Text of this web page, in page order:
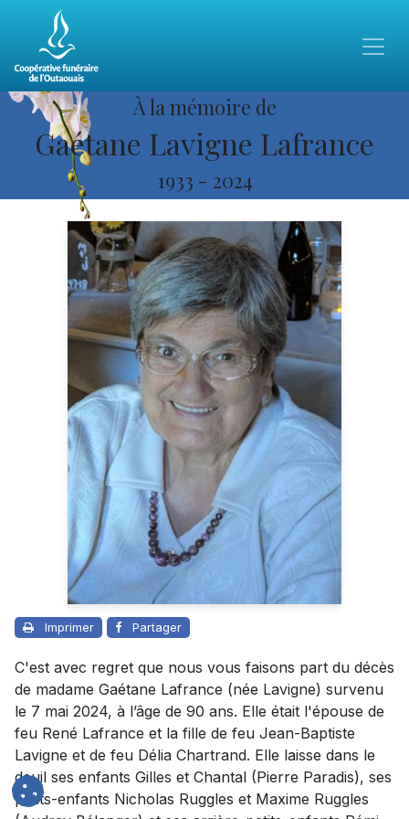
À la mémoire de
Gaétane Lavigne Lafrance
1933 - 2024
Imprimer Partager
C'est avec regret que nous vous faisons part du décès
de madame Gaétane Lafrance (née Lavigne) survenu
le 7 mai 2024, à l’âge de 90 ans. Elle était l'épouse de
feu René Lafrance et la fille de feu Jean-Baptiste
Lavigne et de feu Délia Chartrand. Elle laisse dans le
deuil ses enfants Gilles et Chantal (Pierre Paradis), ses
petits-enfants Nicholas Ruggles et Maxime Ruggles